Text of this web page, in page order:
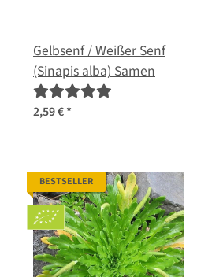
Gelbsenf / Weißer Senf
(Sinapis alba) Samen
2,59 €*
BESTSELLER